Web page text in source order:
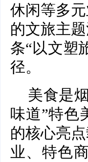
休闲等多
的文旅主
条“以文塑
径。
美食是
味道”特色
的核心亮
业、特色